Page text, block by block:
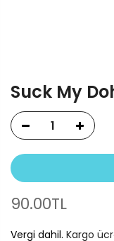
Suck My
90.00TL
Vergi dahil. Kargo